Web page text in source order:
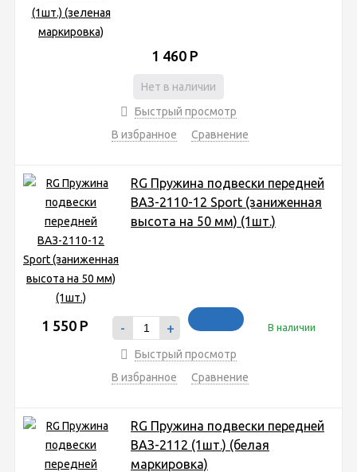
1 460 Р
Нет в наличии
Быстрый просмотр
В избранное
Сравнение
RG Пружина подвески передней
ВАЗ-2110-12 Sport (заниженная
высота на 50 мм) (1шт.)
1 550 Р - + В наличии
Быстрый просмотр
В избранное
Сравнение
RG Пружина подвески передней
ВАЗ-2112 (1шт.) (белая
маркировка)